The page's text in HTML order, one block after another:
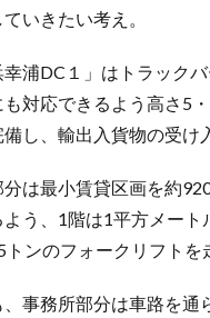
いきたい考え。
幸浦DC１」はトラック
も対応できるよう高さ5
し、輸出入貨物の受け
は最小賃貸区画を約
う、1階は1平方メー
トンのフォークリフトを
、事務所部分は車路を通